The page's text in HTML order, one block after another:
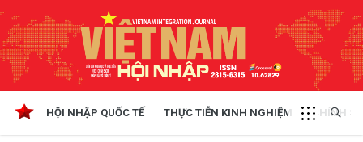
HỘI NHẬP QUỐC TẾ THỰC TIỄN KINH NGHIỆM CHÍNH